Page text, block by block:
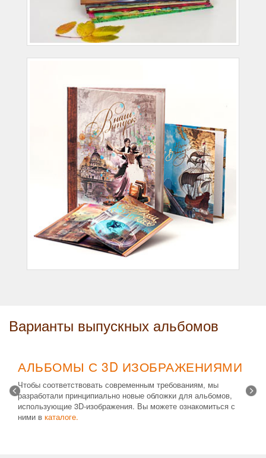
Варианты выпускных альбомов
АЛЬБОМЫ С 3D ИЗОБРАЖЕНИЯМИ
Чтобы соответствовать современным требованиям, мы
разработали принципиально новые обложки для альбомов,
использующие 3D-изображения. Вы можете ознакомиться с
ними в каталоге.